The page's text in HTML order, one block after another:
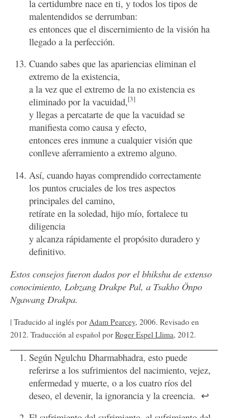
la certidumbre nace en ti, y todos los tipos de
malentendidos se derrumban:
es entonces que el discernimiento de la visión ha
llegado a la perfección.
Cuando sabes que las apariencias eliminan el
extremo de la existencia,
a la vez que el extremo de la no existencia es
eliminado por la vacuidad,[3]
y llegas a percatarte de que la vacuidad se
manifiesta como causa y efecto,
entonces eres inmune a cualquier visión que
conlleve aferramiento a extremo alguno.
Así, cuando hayas comprendido correctamente
los puntos cruciales de los tres aspectos
principales del camino,
retírate en la soledad, hijo mío, fortalece tu
diligencia
y alcanza rápidamente el propósito duradero y
definitivo.
Estos consejos fueron dados por el bhikshu de extenso
conocimiento, Lobzang Drakpe Pal, a Tsakho Önpo
Ngawang Drakpa.
| Traducido al inglés por Adam Pearcey, 2006. Revisado en
2012. Traducción al español por Roger Espel Llima, 2012.
Según Ngulchu Dharmabhadra, esto puede
referirse a los sufrimientos del nacimiento, vejez,
enfermedad y muerte, o a los cuatro ríos del
deseo, el devenir, la ignorancia y la creencia. ↩